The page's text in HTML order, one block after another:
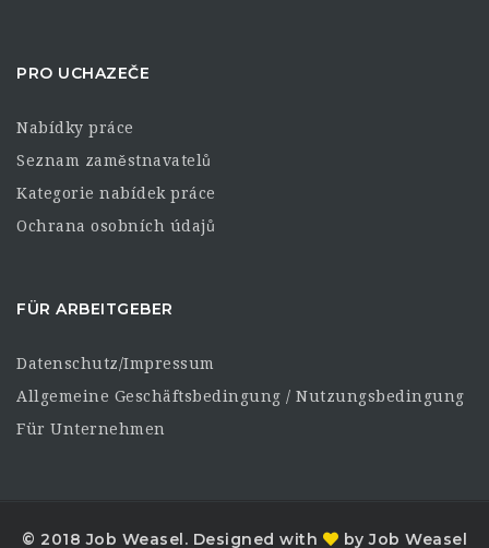
PRO UCHAZEČE
Nabídky práce
Seznam zaměstnavatelů
Kategorie nabídek práce
Ochrana osobních údajů
FÜR ARBEITGEBER
Datenschutz/Impressum
Allgemeine Geschäftsbedingung / Nutzungsbedingung
Für Unternehmen
© 2018 Job Weasel. Designed with by Job Weasel